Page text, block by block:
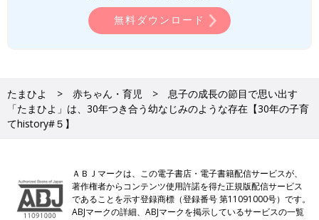
無料ダウンロード
たまひよ 赤ちゃん・育児
息子の成長の節目で思い出す
「たまひよ」は、30年つき合う幼なじみのような存在【30年の子育
てhistory#５】
ＡＢＪマークは、この電子書店・電子書籍配信サービスが、
著作権者からコンテンツ使用許諾を得た正規版配信サービス
であることを示す登録商標（登録番号 第11091000号）です。
ABJマークの詳細、ABJマークを掲示しているサービスの一覧